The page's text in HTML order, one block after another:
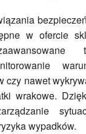
w ofercie
czy nawet
wrakowe.
wypadków.